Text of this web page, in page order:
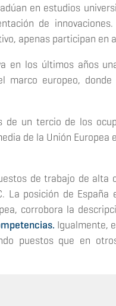
en estudios
de
apenas participan en
en los últimos años
marco europeo,
de un tercio de los
de la Unión Europea
de trabajo de alta
La posición de
corrobora la
Igualmente,
puestos que en